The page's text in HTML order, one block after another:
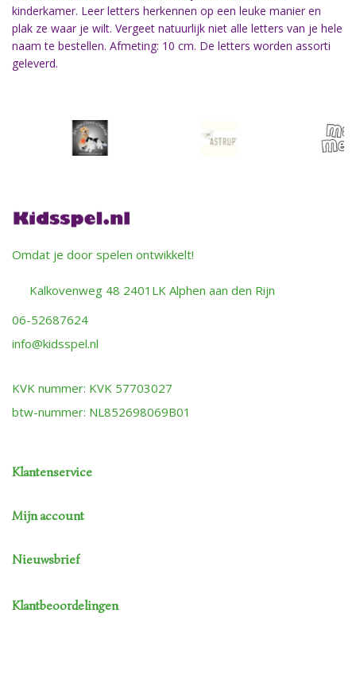
kinderkamer. Leer letters herkennen op een leuke manier en
plak ze waar je wilt. Vergeet natuurlijk niet alle letters van je hele
naam te bestellen. Afmeting: 10 cm. De letters worden assorti
geleverd.
Omdat je door spelen ontwikkelt!
Kalkovenweg 48 2401LK Alphen aan den Rijn
06-52687624
info@kidsspel.nl
KVK nummer: KVK 57703027
btw-nummer: NL852698069B01
Klantenservice
Mijn account
Nieuwsbrief
Klantbeoordelingen